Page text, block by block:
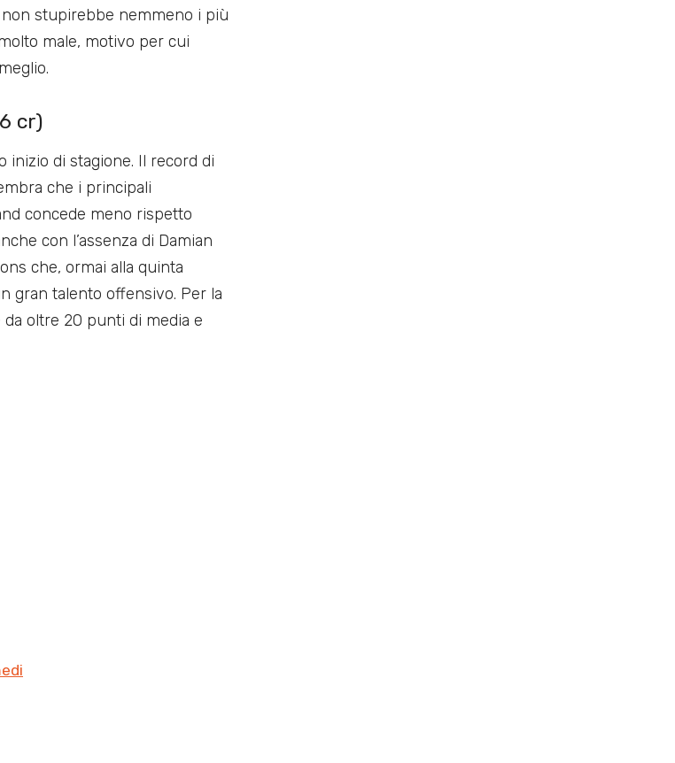
stupirebbe nemmeno i più
male, motivo per cui
cr)
inizio di stagione. Il record di
che i principali
concede meno rispetto
con l’assenza di Damian
che, ormai alla quinta
gran talento offensivo. Per la
oltre 20 punti di media e